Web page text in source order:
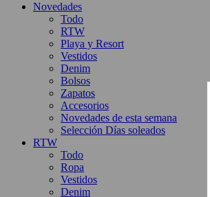
Novedades
Todo
RTW
Playa y Resort
Vestidos
Denim
Bolsos
Zapatos
Accesorios
Novedades de esta semana
Selección Días soleados
RTW
Todo
Ropa
Vestidos
Denim